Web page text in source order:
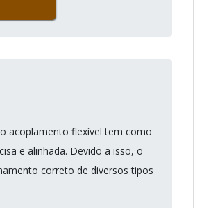
acoplamento flexível tem como
e alinhada. Devido a isso, o
correto de diversos tipos